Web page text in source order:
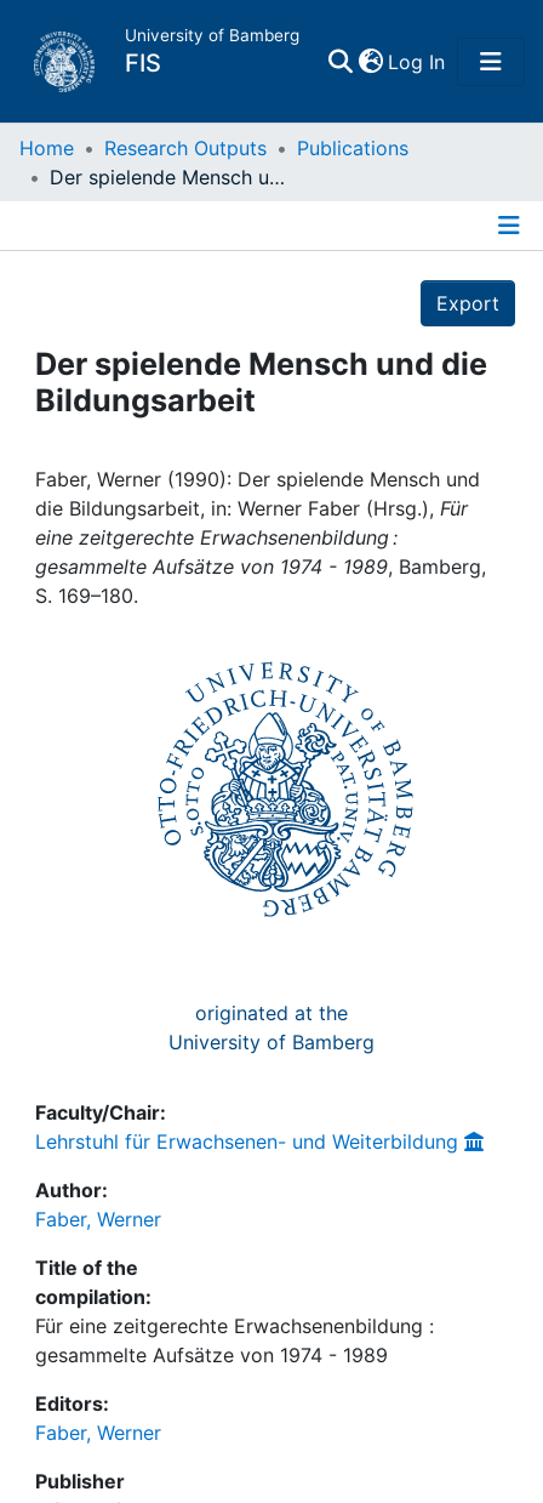
University of Bamberg
FIS Log In(current)
Home
Projects
People
Institutions
Awards
My FIS
Home Research Outputs
Publications
Der spielende Mensch und die Bildungsarbeit
Export
Der spielende Mensch und die
Bildungsarbeit
Faber, Werner (1990): Der spielende Mensch und
die Bildungsarbeit, in: Werner Faber (Hrsg.), Für
eine zeitgerechte Erwachsenenbildung :
gesammelte Aufsätze von 1974 - 1989, Bamberg,
S. 169–180.
originated at the
University of Bamberg
Faculty/Chair:
Lehrstuhl für Erwachsenen- und Weiterbildung
Author:
Faber, Werner
Title of the
compilation:
Für eine zeitgerechte Erwachsenenbildung :
gesammelte Aufsätze von 1974 - 1989
Editors:
Faber, Werner
Publisher